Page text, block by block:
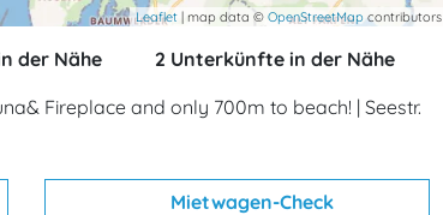
Leaflet | map data © OpenStreetMapcontributors
der Nähe
2 Unterkünfte in der Nähe
Fireplace and only 700m to beach! | Seestr.
Mietwagen-Check